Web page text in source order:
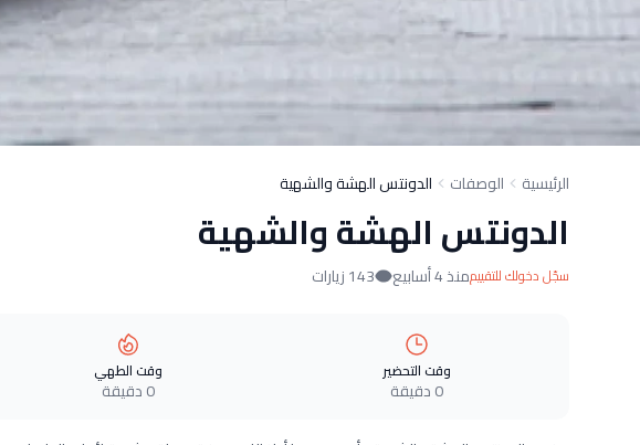
الرئيسية الوصفات الدونتس الهشة والشهية
الدونتس الهشة والشهية
سجّل دخولك للتقييممنذ 4 أسابيع 143 زيارات
وقت التحضير
0 دقيقة
وقت الطهي
0 دقيقة